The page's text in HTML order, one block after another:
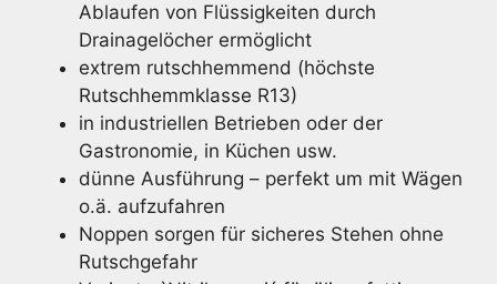
Ablaufen von Flüssigkeiten durch
Drainagelöcher ermöglicht
extrem rutschhemmend (höchste
Rutschhemmklasse R13)
in industriellen Betrieben oder der
Gastronomie, in Küchen usw.
dünne Ausführung – perfekt um mit Wägen
o.ä. aufzufahren
Noppen sorgen für sicheres Stehen ohne
Rutschgefahr